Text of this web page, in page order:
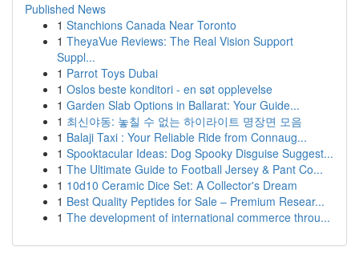
Published News
1 Stanchions Canada Near Toronto
1 TheyaVue Reviews: The Real Vision Support
Suppl...
1 Parrot Toys Dubai
1 Oslos beste konditori - en søt opplevelse
1 Garden Slab Options in Ballarat: Your Guide...
1 최신야동: 놓칠 수 없는 하이라이트 명장면 모음
1 Balaji Taxi : Your Reliable Ride from Connaug...
1 Spooktacular Ideas: Dog Spooky Disguise Suggest...
1 The Ultimate Guide to Football Jersey & Pant Co...
1 10d10 Ceramic Dice Set: A Collector's Dream
1 Best Quality Peptides for Sale – Premium Resear...
1 The development of international commerce throu...